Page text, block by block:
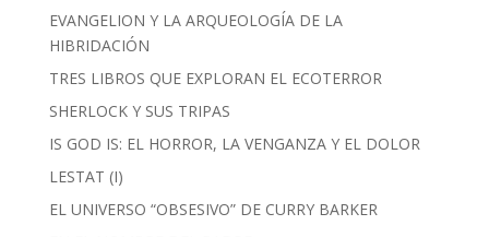
EVANGELION Y LA ARQUEOLOGÍA DE LA
HIBRIDACIÓN
TRES LIBROS QUE EXPLORAN EL ECOTERROR
SHERLOCK Y SUS TRIPAS
IS GOD IS: EL HORROR, LA VENGANZA Y EL DOLOR
LESTAT (I)
EL UNIVERSO “OBSESIVO” DE CURRY BARKER